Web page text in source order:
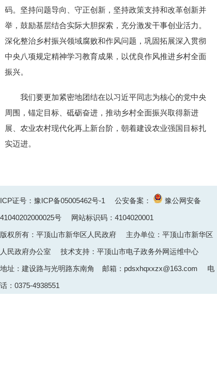
码。坚持问题导向、守正创新，坚持政策支持和改革创新并
举，鼓励基层结合实际大胆探索，充分激发干事创业活力。
深化整治乡村振兴领域腐败和作风问题，巩固拓展深入贯彻
中央八项规定精神学习教育成果，以优良作风推进乡村全面
振兴。
我们要更加紧密地团结在以习近平同志为核心的党中央
周围，锚定目标、砥砺奋进，推动乡村全面振兴取得新进
展、农业农村现代化再上新台阶，朝着建设农业强国目标扎
实迈进。
ICP证号：豫ICP备05005462号-1 公安备案： 豫公网安备
41040202000025号 网站标识码：4104020001
版权所有：平顶山市新华区人民政府 主办单位：平顶山市新华区
人民政府办公室 技术支持：平顶山市电子政务外网运维中心
地址：建设路与光明路东南角 邮箱：pdsxhqxxzx@163.com 电
话：0375-4938551